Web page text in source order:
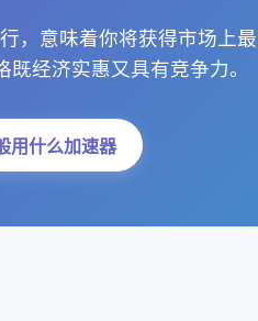
，意味着你将获得市场上最
经济实惠又具有竞争力。
用什么加速器